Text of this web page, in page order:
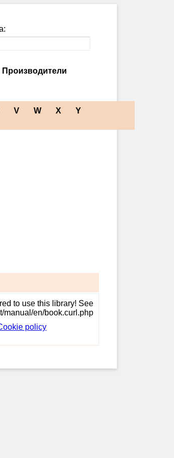
Производители
V W X
Y
to use this library! See
manual/en/book.curl.php
policy